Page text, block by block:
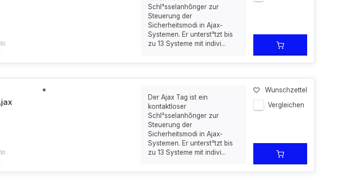
Schl³sselanhõnger zur
Steuerung der
Sicherheitsmodi in Ajax-
Systemen. Er unterst³tzt bis
zu 13 Systeme mit indivi...
Der Ajax Tag ist ein
kontaktloser
Schl³sselanhõnger zur
Steuerung der
Sicherheitsmodi in Ajax-
Systemen. Er unterst³tzt bis
zu 13 Systeme mit indivi...
Wunschzettel
Vergleichen